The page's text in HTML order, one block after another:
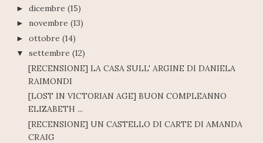
► dicembre (15)
► novembre (13)
► ottobre (14)
▼ settembre (12)
[RECENSIONE] LA CASA SULL' ARGINE DI DANIELA
RAIMONDI
[LOST IN VICTORIAN AGE] BUON COMPLEANNO
ELIZABETH ...
[RECENSIONE] UN CASTELLO DI CARTE DI AMANDA
CRAIG